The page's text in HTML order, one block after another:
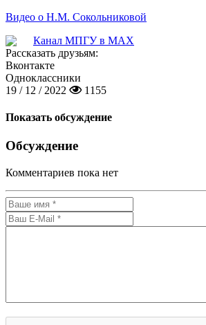
Видео о Н.М. Сокольниковой
Канал МПГУ в MAX
Рассказать друзьям:
Вконтакте
Одноклассники
19 / 12 / 2022
1155
Показать обсуждение
Обсуждение
Комментариев пока нет